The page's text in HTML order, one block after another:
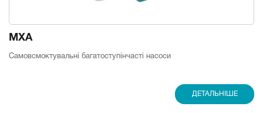
MXA
Самовсмоктувальні багатоступінчасті насоси
ДЕТАЛЬНІШЕ